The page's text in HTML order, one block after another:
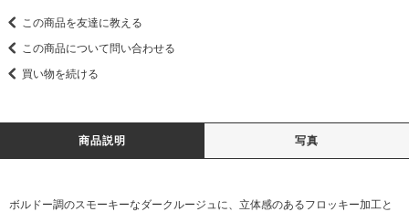
この商品を友達に教える
この商品について問い合わせる
買い物を続ける
商品説明 写真
ボルドー調のスモーキーなダークルージュに、立体感のあるフロッキー加工と